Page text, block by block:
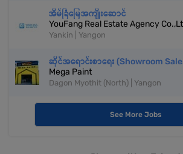
အိမ်ခြံမြေအကျိုးဆောင်
YouFang Real Estate Agency
Yankin | Yangon
ဆိုင်အရောင်းစာရေး (Showroom
Mega Paint
Dagon Myothit (North) | Yangon
See More Jobs